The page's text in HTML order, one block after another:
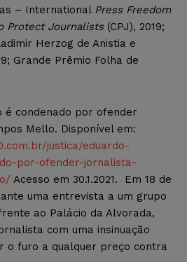
– International Press Freedom
Protect Journalists(CPJ), 2019;
Herzog de Anistia e
Grande Prêmio Folha de
é condenado por ofender
Mello. Disponível em:
justica/eduardo-
por-ofender-jornalista-
Acesso em 30.1.2021. Em 18 de
uma entrevista a um grupo
ao Palácio da Alvorada,
com uma insinuação
o furo a qualquer preço contra